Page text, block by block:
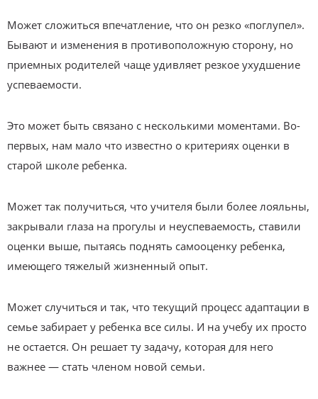
Может сложиться впечатление, что он резко «поглупел».
Бывают и изменения в противоположную сторону, но
приемных родителей чаще удивляет резкое ухудшение
успеваемости.
Это может быть связано с несколькими моментами. Во-
первых, нам мало что известно о критериях оценки в
старой школе ребенка.
Может так получиться, что учителя были более лояльны,
закрывали глаза на прогулы и неуспеваемость, ставили
оценки выше, пытаясь поднять самооценку ребенка,
имеющего тяжелый жизненный опыт.
Может случиться и так, что текущий процесс адаптации в
семье забирает у ребенка все силы. И на учебу их просто
не остается. Он решает ту задачу, которая для него
важнее — стать членом новой семьи.